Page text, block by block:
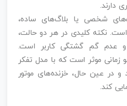
دارند.
شخصی یا بلاگ‌های ساده،
نکته کلیدی در هر دو حالت،
عدم گم‌ گشتگی کاربر است.
زمانی موثر است که با مدل تفکر
در عین حال، خزنده‌های موتور
کند.